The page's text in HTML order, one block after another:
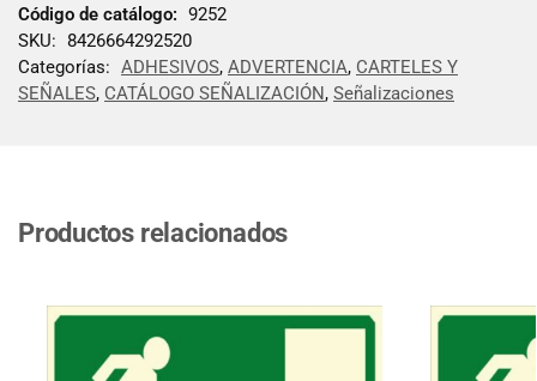
Código de catálogo: 9252
SKU: 8426664292520
Categorías: ADHESIVOS, ADVERTENCIA, CARTELES Y
SEÑALES, CATÁLOGO SEÑALIZACIÓN, Señalizaciones
Productos relacionados